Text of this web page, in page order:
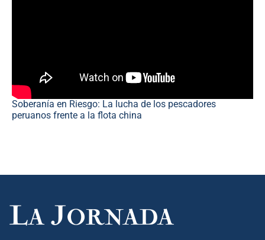
Soberanía en Riesgo: La lucha de los pescadores
peruanos frente a la flota china